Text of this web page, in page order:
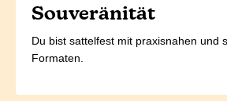
Souveränität
Du bist sattelfest mit praxisnahen und
Formaten.